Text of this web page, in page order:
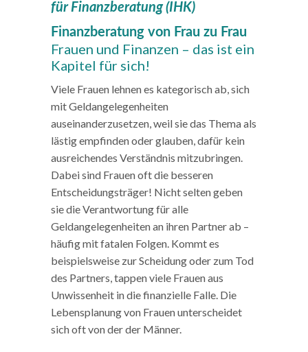
für Finanzberatung (IHK)
Finanzberatung von Frau zu Frau
Frauen und Finanzen – das ist ein
Kapitel für sich!
Viele Frauen lehnen es kategorisch ab, sich
mit Geldangelegenheiten
auseinanderzusetzen, weil sie das Thema als
lästig empfinden oder glauben, dafür kein
ausreichendes Verständnis mitzubringen.
Dabei sind Frauen oft die besseren
Entscheidungsträger! Nicht selten geben
sie die Verantwortung für alle
Geldangelegenheiten an ihren Partner ab –
häufig mit fatalen Folgen. Kommt es
beispielsweise zur Scheidung oder zum Tod
des Partners, tappen viele Frauen aus
Unwissenheit in die finanzielle Falle. Die
Lebensplanung von Frauen unterscheidet
sich oft von der der Männer.